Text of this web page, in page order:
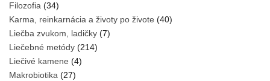
Filozofia (34)
Karma, reinkarnácia a životy po živote (40)
Liečba zvukom, ladičky (7)
Liečebné metódy (214)
Liečivé kamene (4)
Makrobiotika (27)